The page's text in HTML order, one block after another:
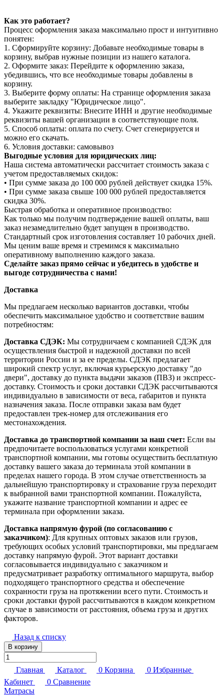
Как это работает?
Процесс оформления заказа максимально прост и интуитивно
понятен:
1. Сформируйте корзину: Добавьте необходимые товары в
корзину, выбрав нужные позиции из нашего каталога.
2. Оформите заказ: Перейдите к оформлению заказа,
убедившись, что все необходимые товары добавлены в
корзину.
3. Выберите форму оплаты: На странице оформления заказа
выберите закладку "Юридическое лицо".
4. Укажите реквизиты: Внесите ИНН и другие необходимые
реквизиты вашей организации в соответствующие поля.
5. Способ оплаты: оплата по счету. Счет сгенерируется и
можно его скачать.
6. Условия доставки: самовывоз
Выгодные условия для юридических лиц:
Наша система автоматически рассчитает стоимость заказа с
учетом предоставляемых скидок:
• При сумме заказа до 100 000 рублей действует скидка 15%.
• При сумме заказа свыше 100 000 рублей предоставляется
скидка 30%.
Быстрая обработка и оперативное производство:
Как только мы получим подтверждение вашей оплаты, ваш
заказ незамедлительно будет запущен в производство.
Стандартный срок изготовления составляет 10 рабочих дней.
Мы ценим ваше время и стремимся к максимально
оперативному выполнению каждого заказа.
Сделайте заказ прямо сейчас и убедитесь в удобстве и
выгоде сотрудничества с нами!
Доставка
Мы предлагаем несколько вариантов доставки, чтобы
обеспечить максимальное удобство и соответствие вашим
потребностям:
Доставка СДЭК: Мы сотрудничаем с компанией СДЭК для
осуществления быстрой и надежной доставки по всей
территории России и за ее пределы. СДЭК предлагает
широкий спектр услуг, включая курьерскую доставку "до
двери", доставку до пункта выдачи заказов (ПВЗ) и экспресс-
доставку. Стоимость и сроки доставки СДЭК рассчитываются
индивидуально в зависимости от веса, габаритов и пункта
назначения заказа. После отправки заказа вам будет
предоставлен трек-номер для отслеживания его
местонахождения.
Доставка до транспортной компании за наш счет: Если вы
предпочитаете воспользоваться услугами конкретной
транспортной компании, мы готовы осуществить бесплатную
доставку вашего заказа до терминала этой компании в
пределах нашего города. В этом случае ответственность за
дальнейшую транспортировку и страхование груза переходит
к выбранной вами транспортной компании. Пожалуйста,
укажите название транспортной компании и адрес ее
терминала при оформлении заказа.
Доставка напрямую фурой (по согласованию с
заказчиком): Для крупных оптовых заказов или грузов,
требующих особых условий транспортировки, мы предлагаем
доставку напрямую фурой. Этот вариант доставки
согласовывается индивидуально с заказчиком и
предусматривает разработку оптимального маршрута, выбор
подходящего транспортного средства и обеспечение
сохранности груза на протяжении всего пути. Стоимость и
сроки доставки фурой рассчитываются в каждом конкретном
случае в зависимости от расстояния, объема груза и других
факторов.
Назад к списку
В корзину
Главная Каталог 0 Корзина 0 Избранные
Кабинет
0 Сравнение
Матрасы